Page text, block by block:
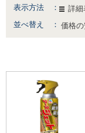
表示方法 ： 詳細
並べ替え ： 価格